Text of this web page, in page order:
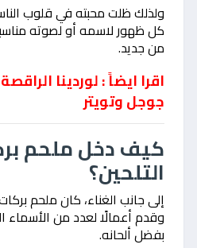
ولذلك ظلت محبته في قلوب
كل ظهور لاسمه أو لصوته
من جديد.
اقرا ايضاً : لوردينا الراقصة
جوجل وتويتر
كيف دخل ملحم
التلحين؟
إلى جانب الغناء، كان ملحم
وقدم أعمالًا لعدد من الأسماء
بفضل ألحانه.